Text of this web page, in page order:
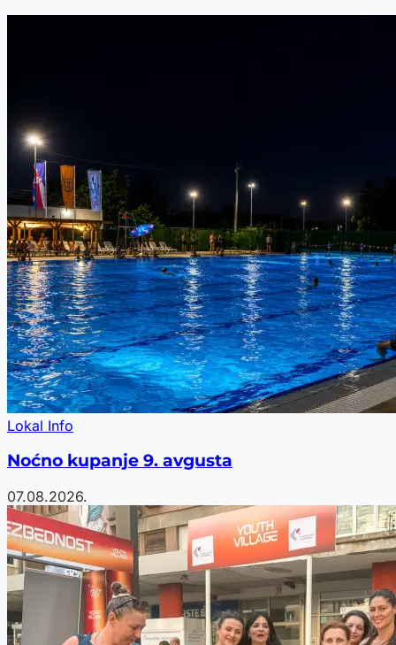
Lokal Info
Noćno kupanje 9. avgusta
07.08.2026.